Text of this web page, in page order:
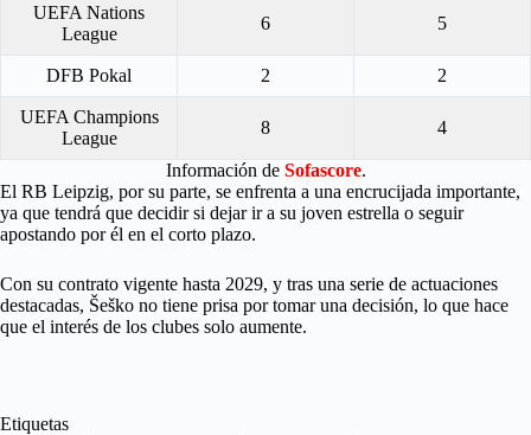
UEFA Nations
League
6 5
DFB Pokal 2 2
UEFA Champions
League
8 4
Información de Sofascore.
El RB Leipzig, por su parte, se enfrenta a una encrucijada importante,
ya que tendrá que decidir si dejar ir a su joven estrella o seguir
apostando por él en el corto plazo.
Con su contrato vigente hasta 2029, y tras una serie de actuaciones
destacadas, Šeško no tiene prisa por tomar una decisión, lo que hace
que el interés de los clubes solo aumente.
Etiquetas